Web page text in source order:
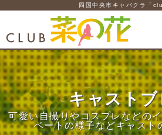
四国中央市キャバクラ「club菜
キャスト
可愛い自撮りやコスプレなどの
ベートの様子などキャスト